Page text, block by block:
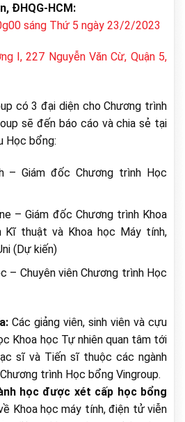
ĐHQG-HCM:
sáng Thứ 5 ngày 23/2/2023
I, 227 Nguyễn Văn Cừ, Quận 5,
có 3 đại diện cho Chương trình
sẽ đến báo cáo và chia sẻ tại
Học bổng:
– Giám đốc Chương trình Học
– Giám đốc Chương trình Khoa
Kĩ thuật và Khoa học Máy tính,
(Dự kiến)
– Chuyên viên Chương trình Học
Các giảng viên, sinh viên và cựu
Khoa học Tự nhiên quan tâm tới
sĩ và Tiến sĩ thuộc các ngành
trình Học bổng Vingroup.
học được xét cấp học bổng
Khoa học máy tính, điện tử viễn